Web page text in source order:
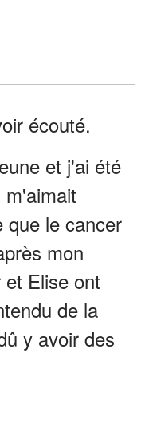
écouté.
et j'ai été
que le cancer
mon
Elise ont
de la
y avoir des